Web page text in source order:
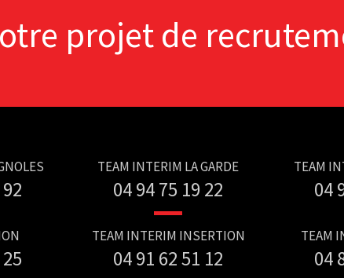
projet de
TEAM INTERIM LA GARDE
04 94 75 19 22
TEAM
04
TEAM INTERIM INSERTION
04 91 62 51 12
TEAM
04